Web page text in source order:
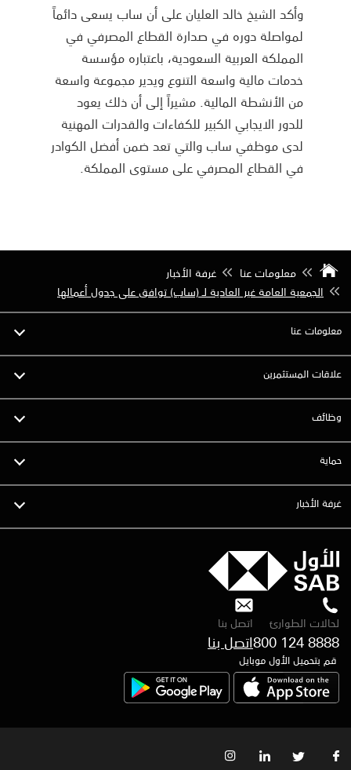
وأكد الشيخ خالد العليان على أن ساب يسعى دائماً
لمواصلة دوره في صدارة القطاع المصرفي في
المملكة العربية السعودية، باعتباره مؤسسة
خدمات مالية واسعة التنوع ويدير مجموعة واسعة
من الأنشطة المالية. مشيراً إلى أن ذلك يعود
للدور الايجابي الكبير للكفاءات والقدرات المهنية
لدى موظفي ساب والتي تعد ضمن أفضل الكوادر
في القطاع المصرفي على مستوى المملكة.
معلومات عنا
غرفة الأخبار
الجمعية العامة غير العادية لـ (ساب) توافق على جدول أعمالها
معلومات عنا
علاقات المستثمرين
وظائف
حماية
غرفة الأخبار
لحالات الطوارئ
800 124 8888
اتصل بنا
قم بتحميل الأول موبايل